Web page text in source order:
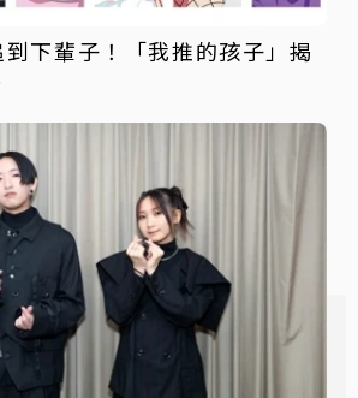
下輩子！「我推的孩子」揭